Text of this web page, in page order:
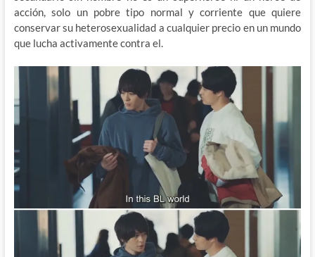
acción, solo un pobre tipo normal y corriente que quiere
conservar su heterosexualidad a cualquier precio en un mundo
que lucha activamente contra el.